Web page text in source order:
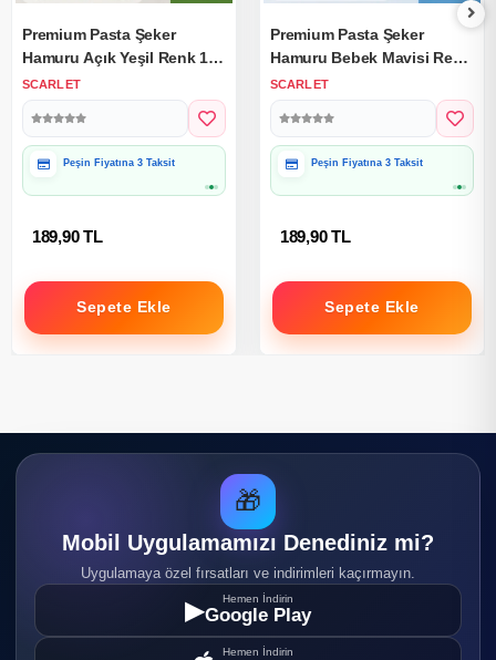
Premium Pasta Şeker
Hamuru Açık Yeşil Renk 1
Kg.
SCARLET
Peşin Fiyatına 3 Taksit
189,90 TL
Sepete Ekle
Premium Pasta Şeker
Hamuru Bebek Mavisi Renk
1 Kg.
SCARLET
Peşin Fiyatına 3 Taksit
189,90 TL
Sepete Ekle
🎁
Mobil Uygulamamızı Denediniz mi?
Uygulamaya özel fırsatları ve indirimleri kaçırmayın.
▶ Hemen İndirin
Google Play
Hemen İndirin